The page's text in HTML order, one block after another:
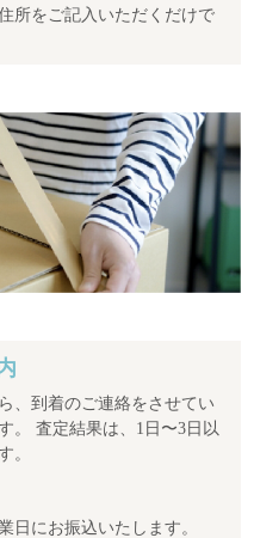
所をご記入いただくだけで
、到着のご連絡をさせてい
。 査定結果は、1日〜3日以
。
日にお振込いたします。